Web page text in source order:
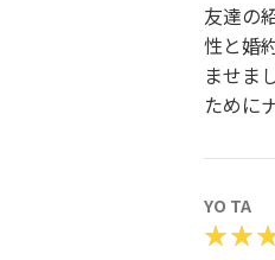
友達の
性と婚
ませま
ために
YO TA